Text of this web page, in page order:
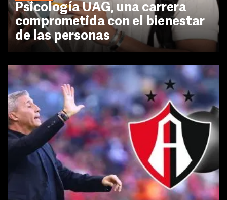
Psicología UAG, una carrera
comprometida con el bienestar
de las personas